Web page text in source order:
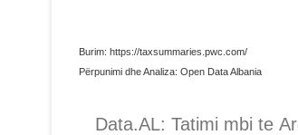
Burim: https://taxsummaries.pwc.com/
Përpunimi dhe Analiza: Open Data Albania